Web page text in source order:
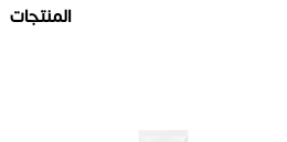
المنتجات